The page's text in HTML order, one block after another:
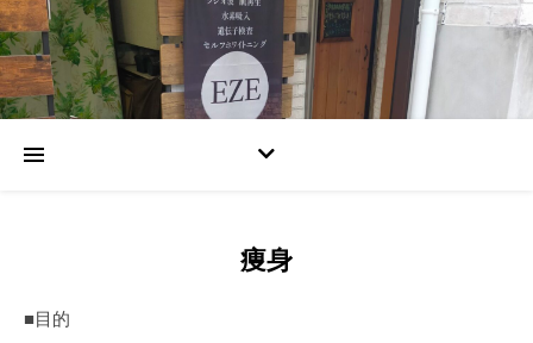
痩身
■目的